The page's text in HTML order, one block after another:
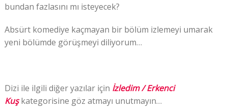
bundan fazlasını mı isteyecek?
Absürt komediye kaçmayan bir bölüm izlemeyi umarak
yeni bölümde görüşmeyi diliyorum…
Dizi ile ilgili diğer yazılar için İzledim /Erkenci
Kuş kategorisine göz atmayı unutmayın…